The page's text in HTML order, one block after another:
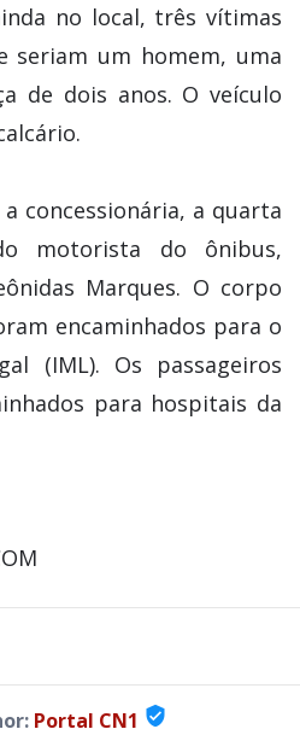
no local, três vítimas
seriam um homem, uma
de dois anos. O veículo
concessionária, a quarta
motorista do ônibus,
Marques. O corpo
encaminhados para o
(IML). Os passageiros
para hospitais da
Portal CN1 verified_user